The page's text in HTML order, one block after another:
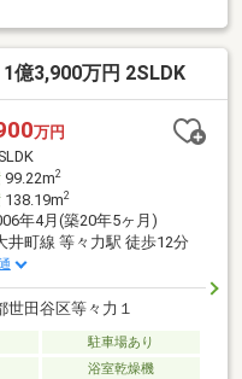
【0120-104-633】
億3,900万円 2SLDK
万円
99.22m2
138.19m2
年4月(築20年5ヶ月)
井町線 等々力駅 徒歩12分
世田谷区等々力１
駐車場あり
浴室乾燥機